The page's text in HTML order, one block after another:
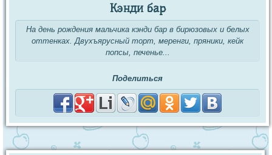
Кэнди бар
На день рождения мальчика кэнди бар в бирюзовых и белых
оттенках. Двухъярусный торт, меренги, пряники, кейк
попсы, печенье...
Поделиться